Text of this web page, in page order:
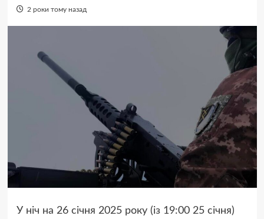
2 роки тому назад
У ніч на 26 січня 2025 року (із 19:00 25 січня)